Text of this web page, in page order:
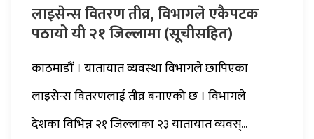
लाइसेन्स वितरण तीव्र, विभागले एकैपटक
पठायो यी २१ जिल्लामा (सूचीसहित)
काठमाडौं । यातायात व्यवस्था विभागले छापिएका
लाइसेन्स वितरणलाई तीव्र बनाएको छ । विभागले
देशका विभिन्न २१ जिल्लाका २३ यातायात व्यवस्...